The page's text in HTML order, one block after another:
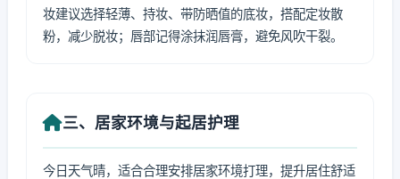
妆建议选择轻薄、持妆、带防晒值的底妆，搭配定妆散
粉，减少脱妆；唇部记得涂抹润唇膏，避免风吹干裂。
三、居家环境与起居护理
今日天气晴，适合合理安排居家环境打理，提升居住舒适